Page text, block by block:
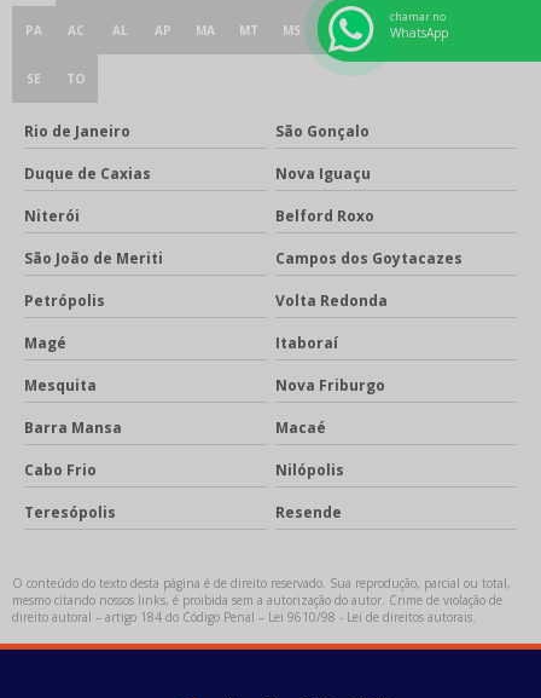
PA AC AL AP MA MT MS PB PI RN
SE TO
Rio de Janeiro São Gonçalo
Duque de Caxias Nova Iguaçu
Niterói Belford Roxo
São João de Meriti Campos dos Goytacazes
Petrópolis Volta Redonda
Magé Itaboraí
Mesquita Nova Friburgo
Barra Mansa Macaé
Cabo Frio Nilópolis
Teresópolis Resende
O conteúdo do texto desta página é de direito reservado. Sua reprodução, parcial ou total,
mesmo citando nossos links, é proibida sem a autorização do autor. Crime de violação de
direito autoral – artigo 184 do Código Penal – Lei 9610/98 - Lei de direitos autorais
chamar no
WhatsApp